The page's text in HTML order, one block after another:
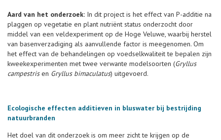
Aard van het onderzoek: In dit project is het effect van P-additie na
plaggen op vegetatie en plant nutriënt status onderzocht door
middel van een veldexperiment op de Hoge Veluwe, waarbij herstel
van basenverzadiging als aanvullende factor is meegenomen. Om
het effect van de behandelingen op voedselkwaliteit te bepalen zijn
kweekexperimenten met twee verwante modelsoorten (Gryllus
campestrisen Gryllus bimaculatus) uitgevoerd.
Ecologische effecten additieven in bluswater bij bestrijding
natuurbranden
Het doel van dit onderzoek is om meer zicht te krijgen op de